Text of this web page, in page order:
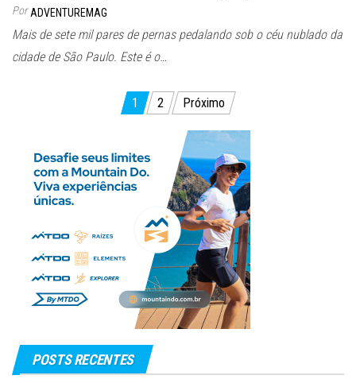
Por ADVENTUREMAG
Mais de sete mil pares de pernas pedalando sob o céu nublado da
cidade de São Paulo. Este é o…
posts
1 2 Próximo
POSTS RECENTES